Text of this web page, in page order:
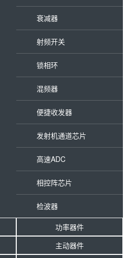
衰减器
射频开关
锁相环
混频器
便捷收发器
发射机通道芯片
高速ADC
相控阵芯片
检波器
功率器件
主动器件